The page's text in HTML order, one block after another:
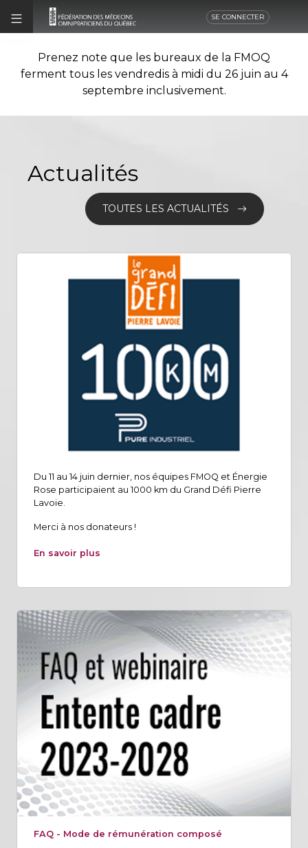
SE CONNECTER
Prenez note que les bureaux de la FMOQ
ferment tous les vendredis à midi du 26 juin au 4
septembre inclusivement.
Actualités
TOUTES LES ACTUALITÉS
Du 11 au 14 juin dernier, nos équipes FMOQ et Énergie
Rose participaient au 1000 km du Grand Défi Pierre
Lavoie.
Merci à nos donateurs !
En savoir plus
FAQ - Mode de rémunération composé